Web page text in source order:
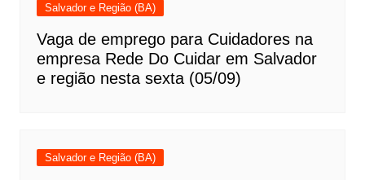
Salvador e Região (BA)
Vaga de emprego para Cuidadores na
empresa Rede Do Cuidar em Salvador
e região nesta sexta (05/09)
Salvador e Região (BA)